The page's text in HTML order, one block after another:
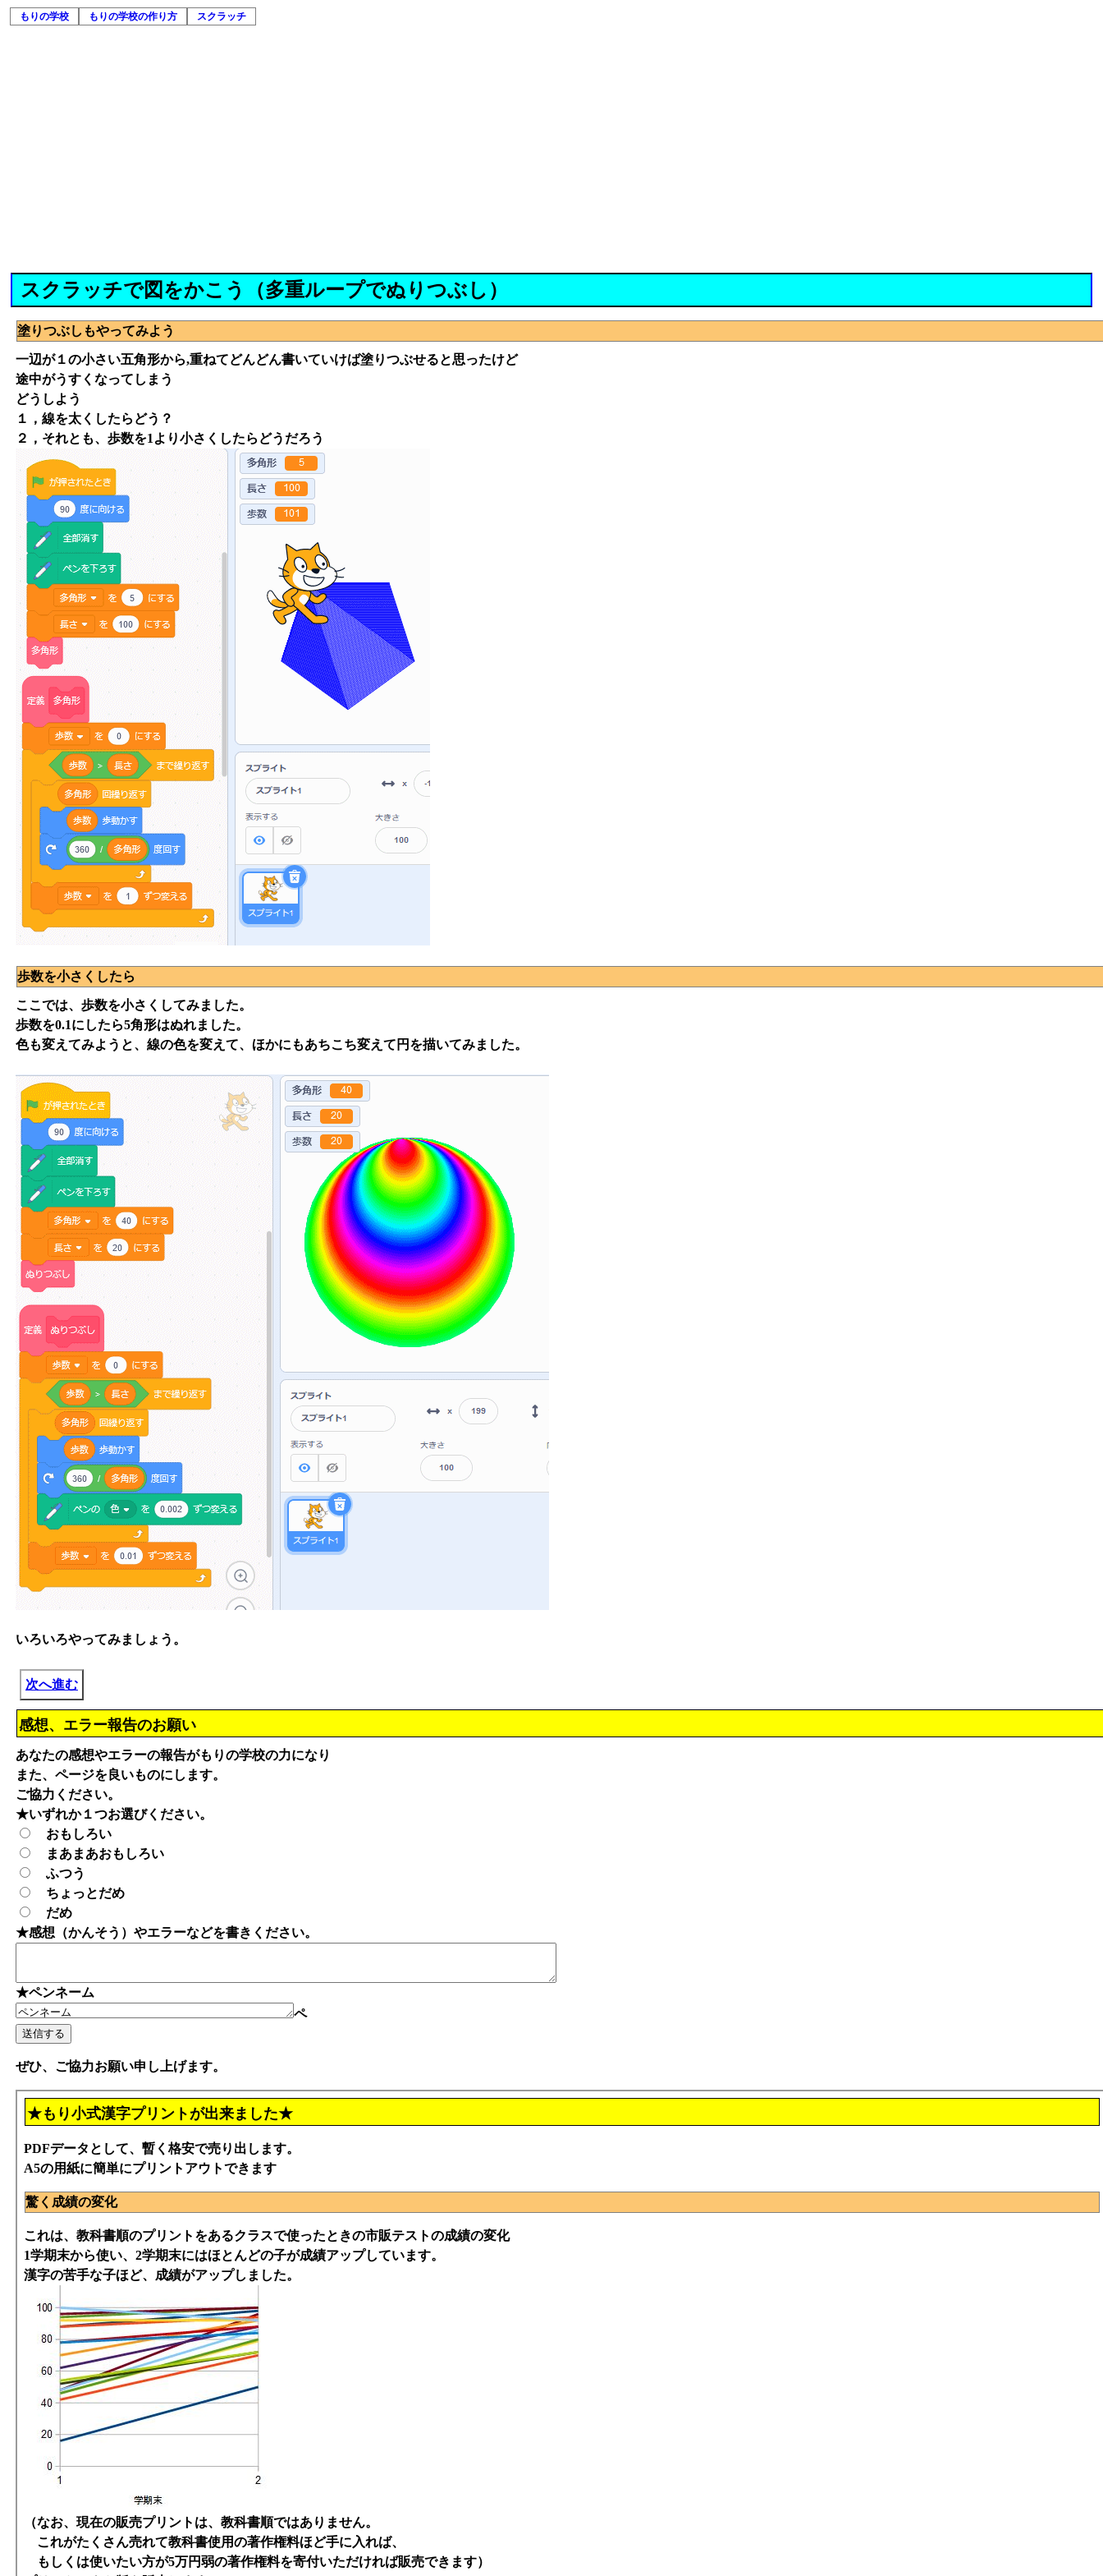
もりの学校 もりの学校の作り方 スクラッチ
スクラッチで図をかこう（多重ループでぬりつぶし）
塗りつぶしもやってみよう
一辺が１の小さい五角形から,重ねてどんどん書いていけば塗りつぶせると思ったけど
途中がうすくなってしまう
どうしよう
１，線を太くしたらどう？
２，それとも、歩数を1より小さくしたらどうだろう
歩数を小さくしたら
ここでは、歩数を小さくしてみました。
歩数を0.1にしたら5角形はぬれました。
色も変えてみようと、線の色を変えて、ほかにもあちこち変えて円を描いてみました。
いろいろやってみましょう。
次へ進む
感想、エラー報告のお願い
あなたの感想やエラーの報告がもりの学校の力になり
また、ページを良いものにします。
ご協力ください。
★いずれか１つお選びください。
おもしろい
まあまあおもしろい
ふつう
ちょっとだめ
だめ
★感想（かんそう）やエラーなどを書きください。
★ペンネーム
ペ
ぜひ、ご協力お願い申し上げます。